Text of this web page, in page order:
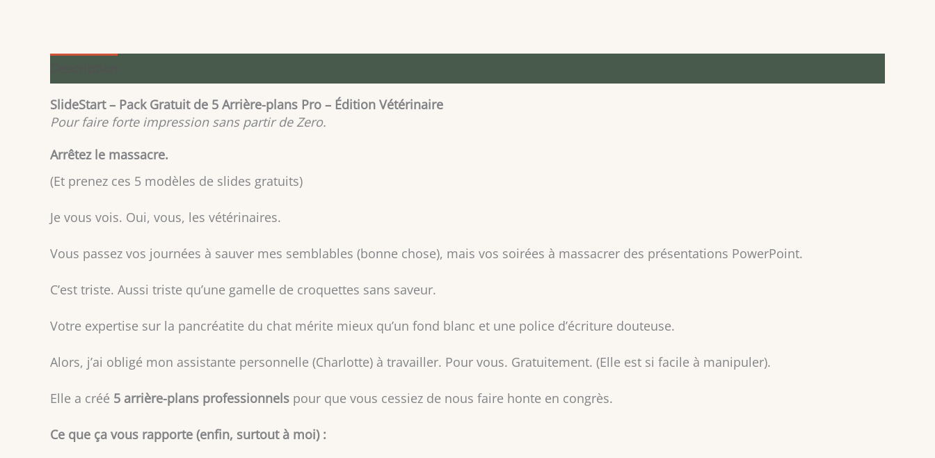
SlideStart – Pack Gratuit de 5 Arrière-plans Pro – Édition Vétérinaire
Pour faire forte impression sans partir de Zero.
Arrêtez le massacre.
(Et prenez ces 5 modèles de slides gratuits)
Je vous vois. Oui, vous, les vétérinaires.
Vous passez vos journées à sauver mes semblables (bonne chose), mais vos soirées à massacrer des présentations PowerPoint.
C’est triste. Aussi triste qu’une gamelle de croquettes sans saveur.
Votre expertise sur la pancréatite du chat mérite mieux qu’un fond blanc et une police d’écriture douteuse.
Alors, j’ai obligé mon assistante personnelle (Charlotte) à travailler. Pour vous. Gratuitement. (Elle est si facile à manipuler).
Elle a créé 5 arrière-plans professionnels pour que vous cessiez de nous faire honte en congrès.
Ce que ça vous rapporte (enfin, surtout à moi) :